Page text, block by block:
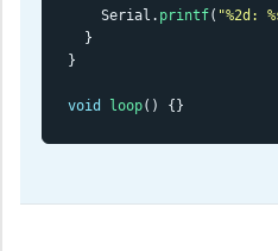
    Serial.
printf( "%2d:
  }
}
void loop() {}